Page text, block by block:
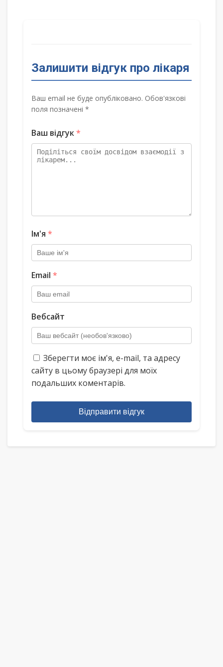
Залишити відгук про лікаря
Ваш email не буде опубліковано. Обов'язкові
поля позначені *
Ваш відгук*
Ім'я *
Email *
Вебсайт
Зберегти моє ім'я, e-mail, та адресу
сайту в цьому браузері для моїх
подальших коментарів.
Відправити відгук